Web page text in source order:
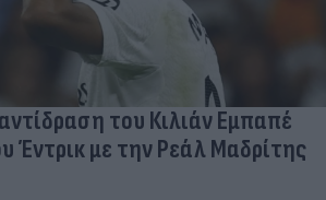
του Κιλιάν Εμπαπέ
Έντρικ με την Ρεάλ Μαδρίτης